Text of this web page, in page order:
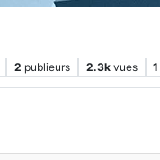
2 publieurs 2.3k vues 1